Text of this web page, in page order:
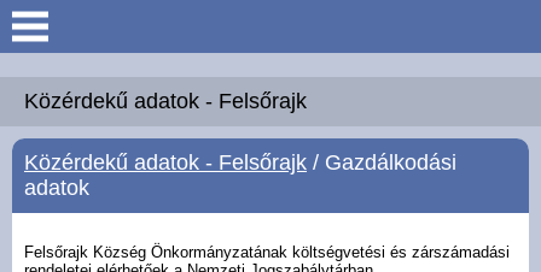
Keresés
Köszöntő
Hírek
Közérdekű adatok - Felsőrajk
Közérdekű adatok - Felsőrajk / Gazdálkodási
adatok
Felsőrajk Község Önkormányzatának költségvetési és zárszámadási